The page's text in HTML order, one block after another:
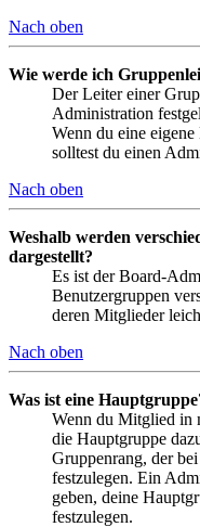
Nach oben
Wie werde ich
Der Leiter einer
Administration
Wenn du eine
solltest du einen
Nach oben
Weshalb werden
dargestellt?
Es ist der Board-
Benutzergruppen
deren Mitglieder
Nach oben
Was ist eine
Wenn du Mitglied in
die Hauptgruppe
Gruppenrang, der
festzulegen. Ein
geben, deine
festzulegen.